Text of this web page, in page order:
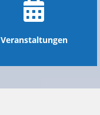
Veranstaltungen